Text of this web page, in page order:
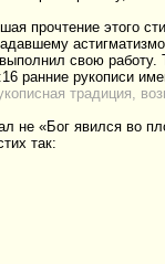
прочтение этого
свою
ранние рукописи
традиция,
не «Бог явился во
так: